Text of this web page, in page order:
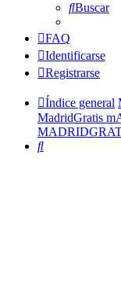
Buscar
FAQ
Identificarse
Registrarse
Índice general
MadridGratis
Buscar